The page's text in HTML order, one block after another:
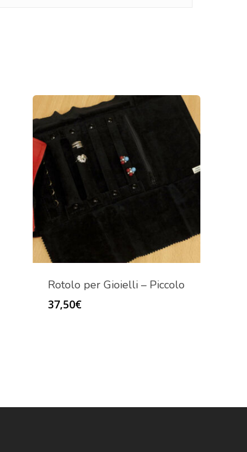
Rotolo per Gioielli – Piccolo
37,50€